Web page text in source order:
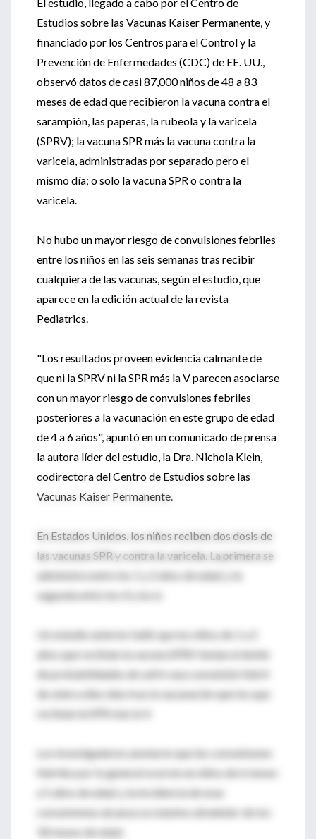
Estudios sobre las Vacunas Kaiser Permanente, y
financiado por los Centros para el Control y la
Prevención de Enfermedades (CDC) de EE. UU.,
observó datos de casi 87,000 niños de 48 a 83
meses de edad que recibieron la vacuna contra el
sarampión, las paperas, la rubeola y la varicela
(SPRV); la vacuna SPR más la vacuna contra la
varicela, administradas por separado pero el
mismo día; o solo la vacuna SPR o contra la
varicela.
No hubo un mayor riesgo de convulsiones febriles
entre los niños en las seis semanas tras recibir
cualquiera de las vacunas, según el estudio, que
aparece en la edición actual de la revista
Pediatrics.
"Los resultados proveen evidencia calmante de
que ni la SPRV ni la SPR más la V parecen asociarse
con un mayor riesgo de convulsiones febriles
posteriores a la vacunación en este grupo de edad
de 4 a 6 años", apuntó en un comunicado de prensa
la autora líder del estudio, la Dra. Nichola Klein,
codirectora del Centro de Estudios sobre las
Vacunas Kaiser Permanente.
En Estados Unidos, los niños reciben dos dosis de
las vacunas SPR y contra la varicela. La primera se
administra entre los 1 y 2 años de edad, y la
segunda entre los 4 y los 6.
Un estudio anterior halló que los niños de 1 a 2
años que recibían la vacuna SPRV tenían el doble
de probabilidades de sufrir una convulsión febril
de siete a diez días tras la vacunación que los que
recibían la SPR más la V.
Los investigadores anotaron que las convulsiones
febriles por lo general ocurren en niños de 6 meses
a 5 años de edad, y la incidencia de esas
convulsiones alcanza su máximo alrededor de los
18 meses de edad.